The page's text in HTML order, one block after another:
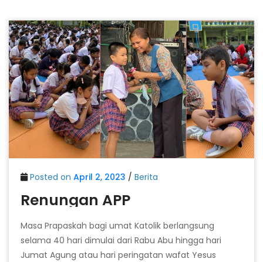
Posted on April 2, 2023 / Berita
Renungan APP
Masa Prapaskah bagi umat Katolik berlangsung
selama 40 hari dimulai dari Rabu Abu hingga hari
Jumat Agung atau hari peringatan wafat Yesus